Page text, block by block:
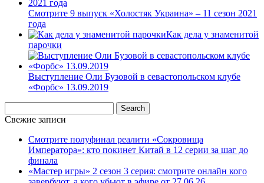
Смотрите 9 выпуск «Холостяк Украина» – 11 сезон 2021
года
Как дела у знаменитой
парочки
Выступление Оли Бузовой в севастопольском клубе
«Форбс» 13.09.2019
Свежие записи
Смотрите полуфинал реалити «Сокровища
Императора»: кто покинет Китай в 12 серии за шаг до
финала
«Мастер игры» 2 сезон 3 серия: смотрите онлайн кого